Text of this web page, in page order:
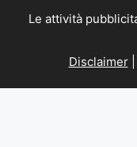
Le attività
Disclaimer|